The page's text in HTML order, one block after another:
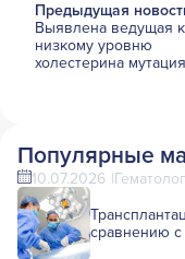
Предыдущая
Выявлена ведущая к
низкому уровню
холестерина мутация
Популярные
10.07.2026
сравнению с